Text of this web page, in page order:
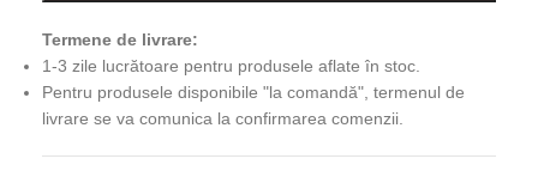
Termene de livrare:
1-3 zile lucrătoare pentru produsele aflate în stoc.
Pentru produsele disponibile "la comandă", termenul de
livrare se va comunica la confirmarea comenzii.